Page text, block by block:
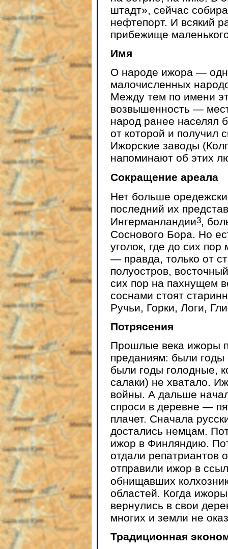
штадт», сейчас
нефтепорт. И всякий
прибежище
Имя
О народе ижора —
малочисленных
Между тем по имени
возвышенность —
народ ранее населял
от которой и получил
Ижорские заводы
напоминают об этих
Сокращение ареала
Нет больше
последний их
Ингерманландии3,
Соснового Бора. Но
уголок, где до сих
— правда, только от
полуостров,
сих пор на пахнущем
соснами стоят
Ручьи, Горки, Логи,
Потрясения
Прошлые века ижоры
преданиям: были
были годы голодные,
салаки) не хватало.
войны. А дальше
спроси в деревне —
плачет. Сначала
достались немцам.
ижор в Финляндию.
отдали репатриантов
отправили ижор в
обнищавших
областей. Когда
вернулись в свои
многих и земли не
Традиционная